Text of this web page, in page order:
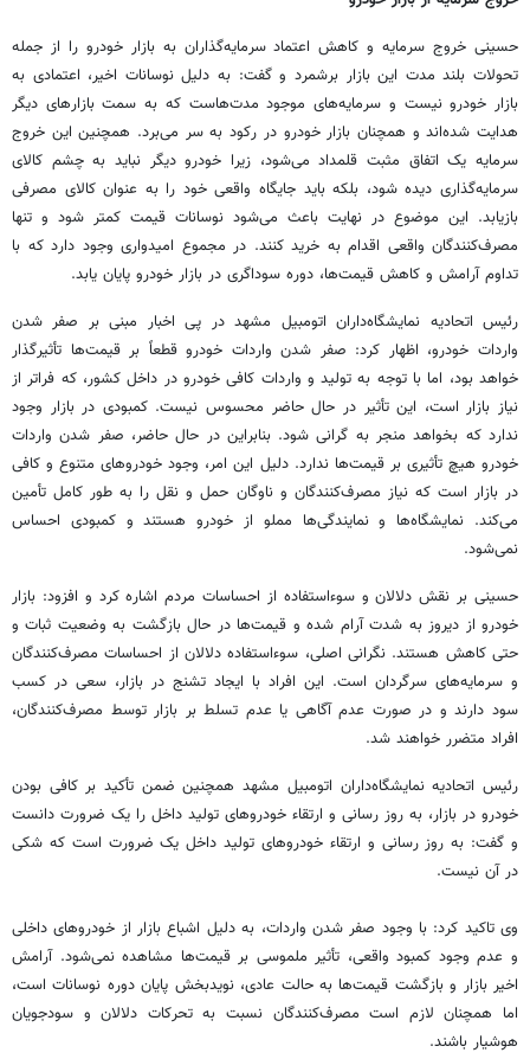
حسینی خروج سرمایه و کاهش اعتماد سرمایه‌گذاران به بازار خودرو را از جمله
تحولات بلند مدت این بازار برشمرد و گفت: به دلیل نوسانات اخیر، اعتمادی به
بازار خودرو نیست و سرمایه‌های موجود مدت‌هاست که به سمت بازارهای دیگر
هدایت شده‌اند و همچنان بازار خودرو در رکود به سر می‌برد. همچنین این خروج
سرمایه یک اتفاق مثبت قلمداد می‌شود، زیرا خودرو دیگر نباید به چشم کالای
سرمایه‌گذاری دیده شود، بلکه باید جایگاه واقعی خود را به عنوان کالای مصرفی
بازیابد. این موضوع در نهایت باعث می‌شود نوسانات قیمت کمتر شود و تنها
مصرف‌کنندگان واقعی اقدام به خرید کنند. در مجموع امیدواری وجود دارد که با
تداوم آرامش و کاهش قیمت‌ها، دوره سوداگری در بازار خودرو پایان یابد.
رئیس اتحادیه نمایشگاه‌داران اتومبیل مشهد در پی اخبار مبنی بر صفر شدن
واردات خودرو، اظهار کرد: صفر شدن واردات خودرو قطعاً بر قیمت‌ها تأثیرگذار
خواهد بود، اما با توجه به تولید و واردات کافی خودرو در داخل کشور، که فراتر از
نیاز بازار است، این تأثیر در حال حاضر محسوس نیست. کمبودی در بازار وجود
ندارد که بخواهد منجر به گرانی شود. بنابراین در حال حاضر، صفر شدن واردات
خودرو هیچ تأثیری بر قیمت‌ها ندارد. دلیل این امر، وجود خودروهای متنوع و کافی
در بازار است که نیاز مصرف‌کنندگان و ناوگان حمل و نقل را به طور کامل تأمین
می‌کند. نمایشگاه‌ها و نمایندگی‌ها مملو از خودرو هستند و کمبودی احساس
نمی‌شود.
حسینی بر نقش دلالان و سوءاستفاده از احساسات مردم اشاره کرد و افزود: بازار
خودرو از دیروز به شدت آرام شده و قیمت‌ها در حال بازگشت به وضعیت ثبات و
حتی کاهش هستند. نگرانی اصلی، سوءاستفاده دلالان از احساسات مصرف‌کنندگان
و سرمایه‌های سرگردان است. این افراد با ایجاد تشنج در بازار، سعی در کسب
سود دارند و در صورت عدم آگاهی یا عدم تسلط بر بازار توسط مصرف‌کنندگان،
افراد متضرر خواهند شد.
رئیس اتحادیه نمایشگاه‌داران اتومبیل مشهد همچنین ضمن تأکید بر کافی بودن
خودرو در بازار، به روز رسانی و ارتقاء خودروهای تولید داخل را یک ضرورت دانست
و گفت: به روز رسانی و ارتقاء خودروهای تولید داخل یک ضرورت است که شکی
در آن نیست.
وی تاکید کرد: با وجود صفر شدن واردات، به دلیل اشباع بازار از خودروهای داخلی
و عدم وجود کمبود واقعی، تأثیر ملموسی بر قیمت‌ها مشاهده نمی‌شود. آرامش
اخیر بازار و بازگشت قیمت‌ها به حالت عادی، نویدبخش پایان دوره نوسانات است،
اما همچنان لازم است مصرف‌کنندگان نسبت به تحرکات دلالان و سودجویان
هوشیار باشند.